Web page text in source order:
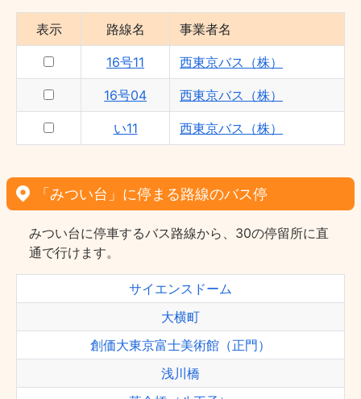
表示 路線名 事業者名
16号11 西東京バス（株）
16号04 西東京バス（株）
い11 西東京バス（株）
「みつい台」に停まる路線のバス停
みつい台に停車するバス路線から、30の停留所に直
通で行けます。
サイエンスドーム
大横町
創価大東京富士美術館（正門）
浅川橋